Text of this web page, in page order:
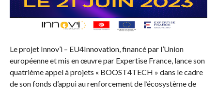
Le projet Innov’i – EU4Innovation, financé par l’Union
européenne et mis en œuvre par Expertise France, lance son
quatrième appel à projets « BOOST4TECH » dans le cadre
de son fonds d’appui au renforcement de l’écosystème de